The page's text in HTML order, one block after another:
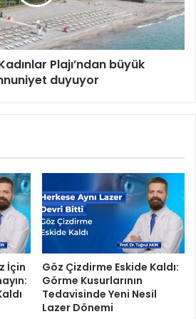
Plajı’ndan büyük
duyuyor
İçin
Göz Çizdirme Eskide Kaldı:
Görme Kusurlarının
Tedavisinde Yeni Nesil
Lazer Dönemi